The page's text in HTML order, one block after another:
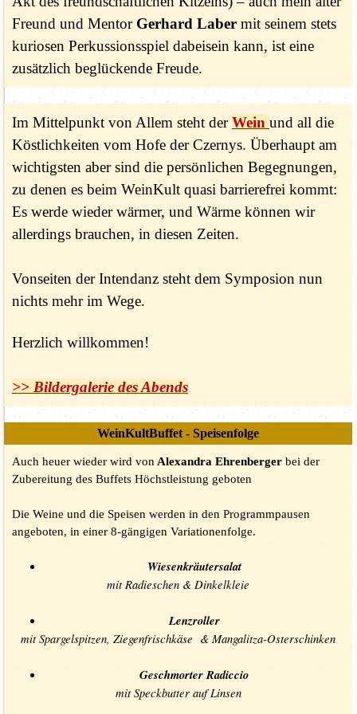
Freund und Mentor Gerhard Laber mit seinem stets
kuriosen Perkussionsspiel dabeisein kann, ist eine
zusätzlich beglückende Freude.
Im Mittelpunkt von Allem steht derWein und all die
Köstlichkeiten vom Hofe der Czernys. Überhaupt am
wichtigsten aber sind die persönlichen Begegnungen,
zu denen es beim WeinKult quasi barrierefrei kommt:
Es werde wieder wärmer, und Wärme können wir
allerdings brauchen, in diesen Zeiten.
Vonseiten der Intendanz steht dem Symposion nun
nichts mehr im Wege.
Herzlich willkommen!
>> Bildergalerie des Abends
WeinKultBuffet - Speisenfolge
Auch heuer wieder wird von Alexandra Ehrenberger bei der
Zubereitung des Buffets Höchstleistung geboten
Die Weine und die Speisen werden in den Programmpausen
angeboten, in einer 8-gängigen Variationenfolge.
Wiesenkräutersalat
mit Radieschen & Dinkelkleie
Lenzroller
mit Spargelspitzen, Ziegenfrischkäse & Mangalitza-Osterschinken
Geschmorter Radiccio
mit Speckbutter auf Linsen